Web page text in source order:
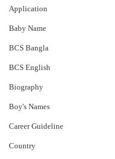
Application
Baby Name
BCS Bangla
BCS English
Biography
Boy's Names
Career Guideline
Country